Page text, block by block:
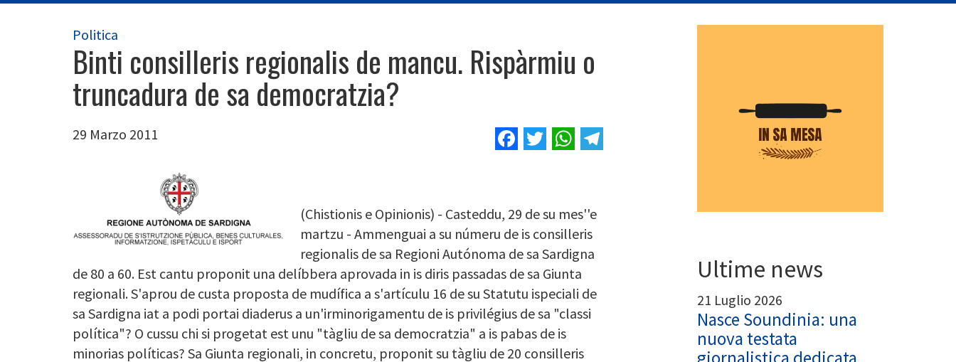
Politica
Binti consilleris regionalis de mancu. Rispàrmiu o
truncadura de sa democratzia?
29 Marzo 2011 Facebook
TwitterWhatsApp
(Chistionis e Opinionis) - Casteddu, 29 de su mes''e
martzu - Ammenguai a su númeru de is consilleris
regionalis de sa Regioni Autónoma de sa Sardigna
de 80 a 60. Est cantu proponit una delíbbera aprovada in is diris passadas de sa Giunta
regionali. S'aprou de custa proposta de mudífica a s'artículu 16 de su Statutu ispeciali de
sa Sardigna iat a podi portai diaderus a un'irminorigamentu de is privilégius de sa "classi
política"? O cussu chi si progetat est unu "tàgliu de sa democratzia" a is pabas de is
minorias políticas? Sa Giunta regionali, in concretu, proponit su tàgliu de 20 consilleris
Ultime news
21 Luglio 2026
Nasce Soundinia: una
nuova testata
giornalistica dedicata